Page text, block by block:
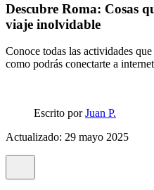
Descubre Roma: Cosas
viaje inolvidable
Conoce todas las actividades
como podrás conectarte a
Escrito porJuan P.
Actualizado: 29 mayo 2025